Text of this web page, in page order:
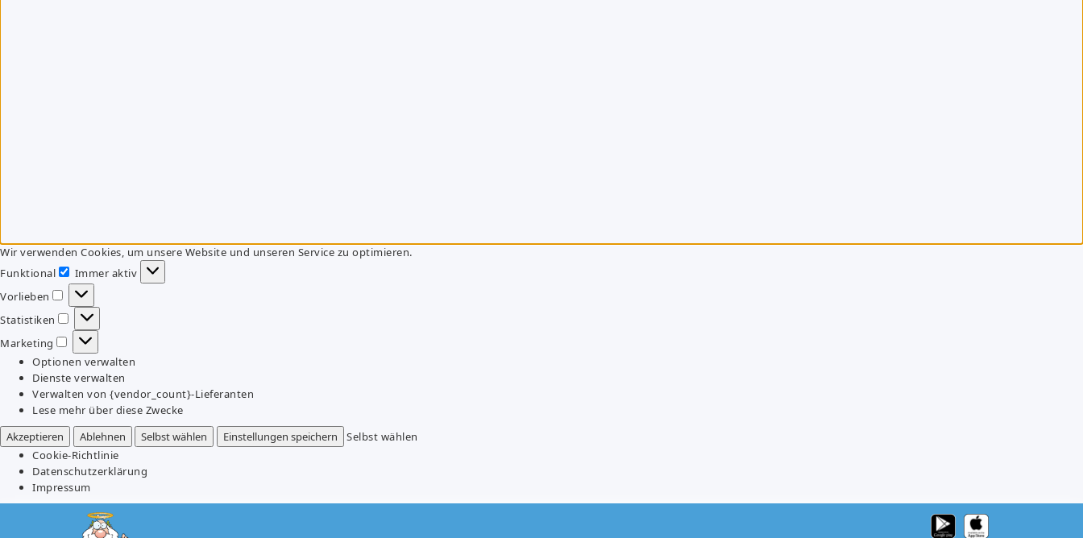
Wir verwenden Cookies, um unsere Website und unseren Service zu optimieren.
Funktional
Funktional
Immer aktiv
Vorlieben
Vorlieben
Statistiken
Statistiken
Marketing
Marketing
Optionen verwalten
Dienste verwalten
Verwalten von {vendor_count}-Lieferanten
Lese mehr über diese Zwecke
Akzeptieren
Ablehnen Selbst wählen Einstellungen speichern
Selbst wählen
Cookie-Richtlinie
Datenschutzerklärung
Impressum